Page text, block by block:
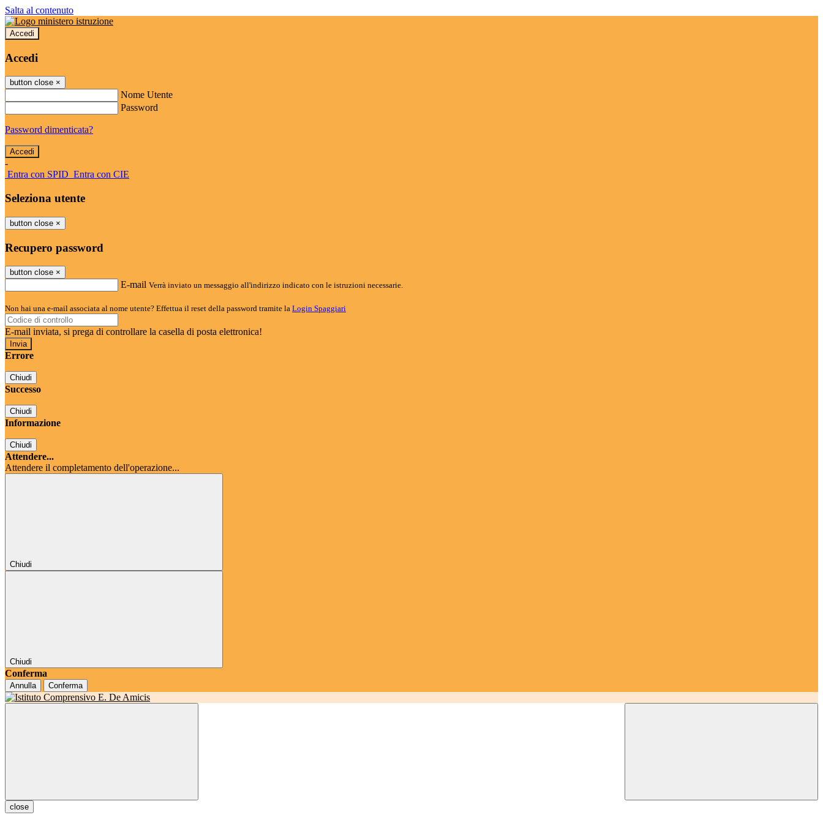
Salta al contenuto
Accedi
Accedi
button close ×
Nome Utente
Password
Password dimenticata?
-
Entra con SPID Entra con CIE
Seleziona utente
button close ×
Recupero password
button close ×
E-mail Verrà inviato un messaggio all'indirizzo indicato con le istruzioni necessarie.
Non hai una e-mail associata al nome utente? Effettua il reset della password tramite la Login Spaggiari
E-mail inviata, si prega di controllare la casella di posta elettronica!
Errore
Chiudi
Successo
Chiudi
Informazione
Chiudi
Attendere...
Attendere il completamento dell'operazione...
Chiudi
Chiudi
Conferma
Annulla Conferma
close